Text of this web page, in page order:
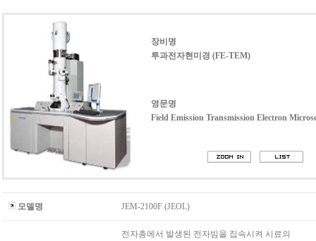
장비명
투과전자현미경 (FE-TEM)
영문명
Field Emission Transmission Electron
모델명 JEM-2100F (JEOL)
전자총에서 발생된 전자빔을 집속시켜 시료의